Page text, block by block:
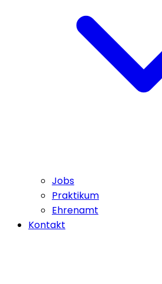
Jobs
Praktikum
Ehrenamt
Kontakt